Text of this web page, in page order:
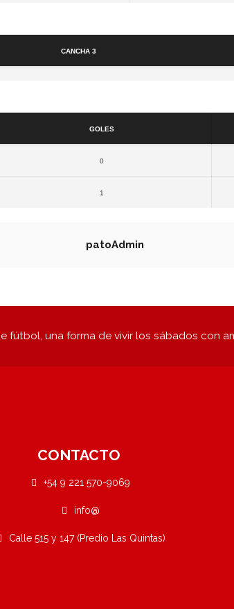
Cancha 3
Goles
0
1
patoAdmin
fútbol, una forma de vivir los sábados con
CONTACTO
+54 9 221 570-9069
info@
Calle 515 y 147 (Predio Las Quintas)